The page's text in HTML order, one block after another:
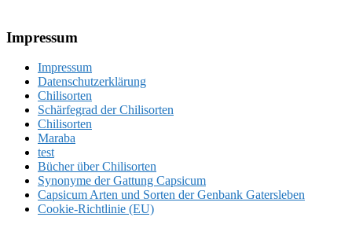
Footer
Impressum
Impressum
Datenschutzerklärung
Chilisorten
Schärfegrad der Chilisorten
Chilisorten
Maraba
test
Bücher über Chilisorten
Synonyme der Gattung Capsicum
Capsicum Arten und Sorten der Genbank Gatersleben
Cookie-Richtlinie (EU)